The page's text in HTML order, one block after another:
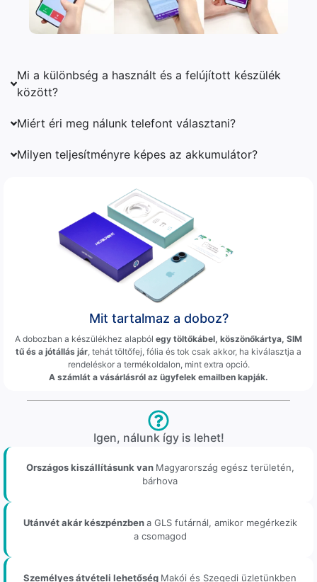
Mi a különbség a használt és a felújított készülék
között?
Miért éri meg nálunk telefont választani?
Milyen teljesítményre képes az akkumulátor?
Mit tartalmaz a doboz?
A dobozban a készülékhez alapból egy töltőkábel, köszönőkártya, SIM
tű és a jótállás jár , tehát töltőfej, fólia és tok csak akkor, ha kiválasztja a
rendeléskor a termékoldalon, mint extra opció.
A számlát a vásárlásról az ügyfelek emailben kapják.
Igen, nálunk így is lehet!
Országos kiszállításunk van Magyarország egész területén,
bárhova
Utánvét akár készpénzbena GLS futárnál, amikor megérkezik
a csomagod
Személyes átvételi lehetőség Makói és Szegedi üzletünkben